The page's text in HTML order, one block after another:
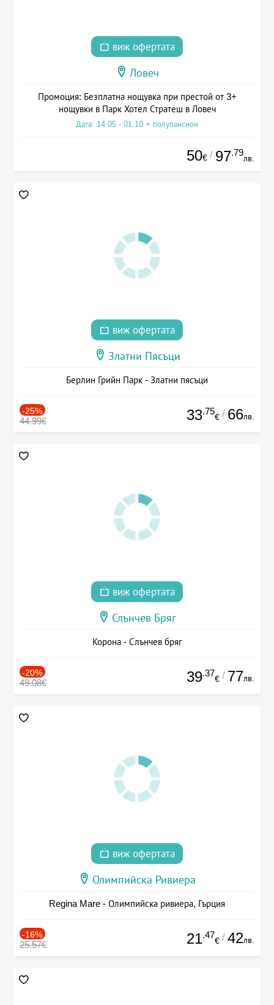
виж офертата
Ловеч
Промоция: Безплатна нощувка при престой от 3+
нощувки в Парк Хотел Стратеш в Ловеч
Дата: 14.05 - 01.10 + полупансион
50€ / 97.79
лв.
виж офертата
Златни Пясъци
Берлин Грийн Парк - Златни пясъци
-25%
44.99€ 33.75
€ / 66лв.
виж офертата
Слънчев Бряг
Корона - Слънчев бряг
-20%
49.08€ 39.37
€ / 77лв.
виж офертата
Олимпийска Ривиера
Regina Mare - Олимпийска ривиера, Гърция
-16%
25.57€ 21.47
€ / 42лв.